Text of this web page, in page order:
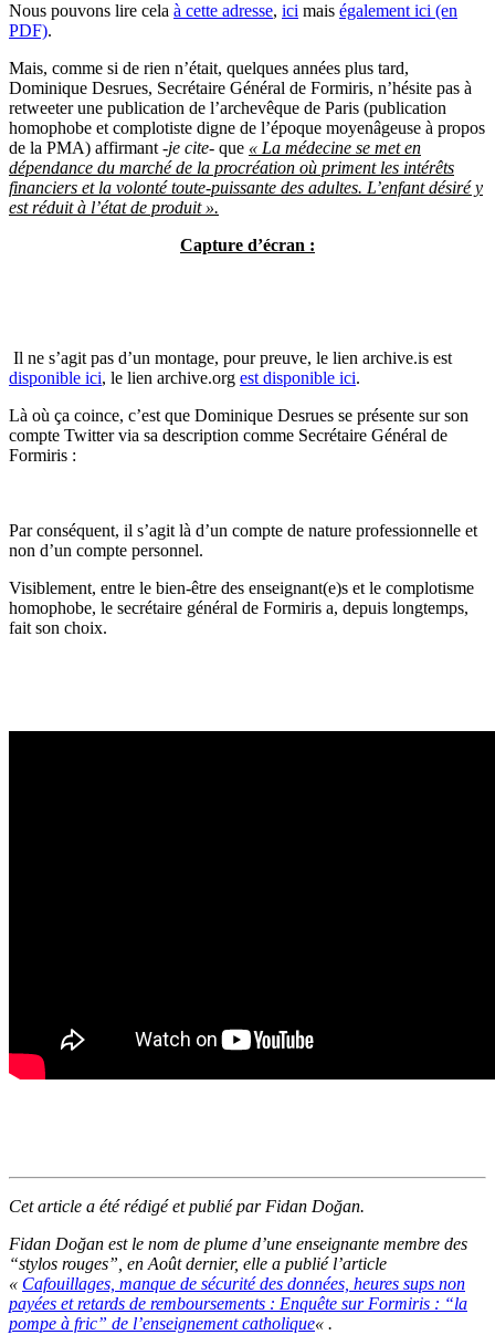
Nous pouvons lire cela à cette adresse, ici mais également ici (en
PDF).
Mais, comme si de rien n’était, quelques années plus tard,
Dominique Desrues, Secrétaire Général de Formiris, n’hésite pas à
retweeter une publication de l’archevêque de Paris (publication
homophobe et complotiste digne de l’époque moyenâgeuse à propos
de la PMA) affirmant -je cite- que « La médecine se met en
dépendance du marché de la procréation où priment les intérêts
financiers et la volonté toute-puissante des adultes. L’enfant désiré y
est réduit à l’état de produit ».
Capture d’écran :
Il ne s’agit pas d’un montage, pour preuve, le lien archive.is est
disponible ici, le lien archive.org est disponible ici.
Là où ça coince, c’est que Dominique Desrues se présente sur son
compte Twitter via sa description comme Secrétaire Général de
Formiris :
Par conséquent, il s’agit là d’un compte de nature professionnelle et
non d’un compte personnel.
Visiblement, entre le bien-être des enseignant(e)s et le complotisme
homophobe, le secrétaire général de Formiris a, depuis longtemps,
fait son choix.
Cet article a été rédigé et publié par Fidan Doğan.
Fidan Doğan est le nom de plume d’une enseignante membre des
“stylos rouges”, en Août dernier, elle a publié l’article
« Cafouillages, manque de sécurité des données, heures sups non
payées et retards de remboursements : Enquête sur Formiris : “la
pompe à fric” de l’enseignement catholique« .